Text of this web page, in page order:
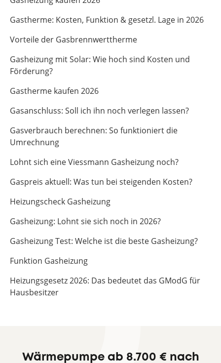
Gastherme: Kosten, Funktion & gesetzl. Lage in 2026
Vorteile der Gasbrennwerttherme
Gasheizung mit Solar: Wie hoch sind Kosten und
Förderung?
Gastherme kaufen 2026
Gasanschluss: Soll ich ihn noch verlegen lassen?
Gasverbrauch berechnen: So funktioniert die
Umrechnung
Lohnt sich eine Viessmann Gasheizung noch?
Gaspreis aktuell: Was tun bei steigenden Kosten?
Heizungscheck Gasheizung
Gasheizung: Lohnt sie sich noch in 2026?
Gasheizung Test: Welche ist die beste Gasheizung?
Funktion Gasheizung
Heizungsgesetz 2026: Das bedeutet das GModG für
Hausbesitzer
Wärmepumpe ab 8.700 € nach